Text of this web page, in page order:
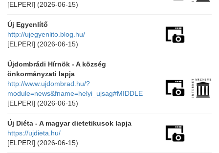
[ELPERI] (2026-06-15)
Új Egyenlítő
http://ujegyenlito.blog.hu/
[ELPERI] (2026-06-15)
Újdombrádi Hírnök - A község
önkormányzati lapja
http://www.ujdombrad.hu/?
module=news&fname=helyi_ujsag#MIDDLE
[ELPERI] (2026-06-15)
Új Diéta - A magyar dietetikusok lapja
https://ujdieta.hu/
[ELPERI] (2026-06-15)